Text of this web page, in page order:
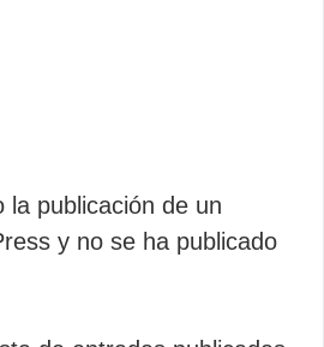
la publicación de un
y no se ha publicado